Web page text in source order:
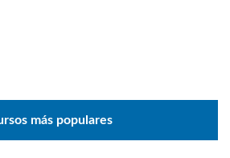
más populares